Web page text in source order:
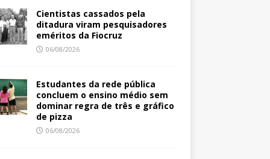
Cientistas cassados pela
ditadura viram pesquisadores
eméritos da Fiocruz
06/08/2026
Estudantes da rede pública
concluem o ensino médio sem
dominar regra de três e gráfico
de pizza
06/08/2026